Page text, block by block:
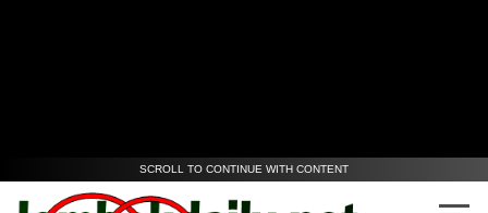
SCROLL TO CONTINUE WITH CONTENT